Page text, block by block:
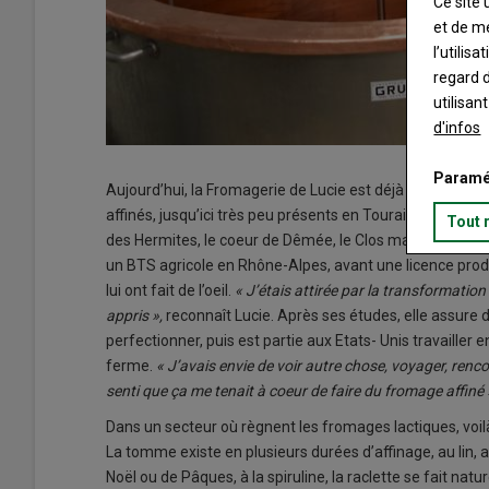
Aujourd’hui, la Fromagerie de Lucie est déjà bien
affinés, jusqu’ici très peu présents en Touraine. Lucie
des Hermites, le coeur de Dêmée, le Clos madame...
un BTS agricole en Rhône-Alpes, avant une licence
lui ont fait de l’oeil. « J’étais attirée par la
appris », reconnaît Lucie. Après ses études, elle
perfectionner, puis est partie aux Etats- Unis travailler
ferme. « J’avais envie de voir autre chose, voyager,
senti que ça me tenait à coeur de faire du fromage affiné
Dans un secteur où règnent les fromages lactiques,
La tomme existe en plusieurs durées d’affinage, au
Noël ou de Pâques, à la spiruline, la raclette se fait
et de
regard
utilisant
d'infos
Tout